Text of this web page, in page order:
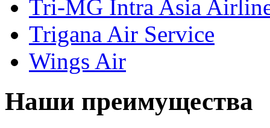
Tri-MG Intra Asia
Trigana Air Service
Wings Air
Наши преимущества